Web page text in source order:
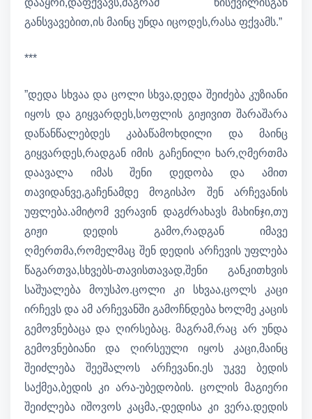
განსვავებით,ის მაინც უნდა იცოდეს,რასა ფქვამს.”
***
”დედა სხვაა და ცოლი სხვა,დედა შეიძება კუზიანი
იყოს და გიყვარდეს,სოფლის გიჟივით შარაშარა
დაწანწალებდეს კაბაწამოხდილი და მაინც
გიყვარდეს,რადგან იმის გაჩენილი ხარ,ღმერთმა
დაავალა იმას შენი დედობა და ამით
თავიდანვე,გაჩენამდე მოგისპო შენ არჩევანის
უფლება.ამიტომ ვერავინ დაგძრახავს მახინჯი,თუ
გიჟი დედის გამო,რადგან იმავე
ღმერთმა,რომელმაც შენ დედის არჩევის უფლება
წაგართვა,სხვებს-თავისთავად,შენი განკითხვის
საშუალება მოუსპო.ცოლი კი სხვაა,ცოლს კაცი
ირჩევს და ამ არჩევანში გამოჩნდება ხოლმე კაცის
გემოვნებაცა და ღირსებაც. მაგრამ,რაც არ უნდა
გემოვნებიანი და ღირსეული იყოს კაცი,მაინც
შეიძლება შეეშალოს არჩევანი.ეს უკვე ბედის
საქმეა,ბედის კი არა-უბედობის. ცოლის მაგიერი
შეიძლება იშოვოს კაცმა,-დედისა კი ვერა.დედის